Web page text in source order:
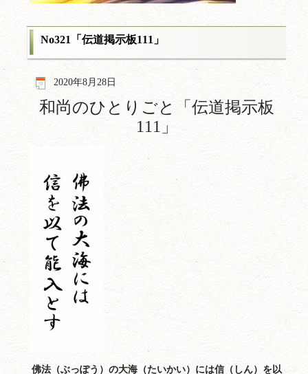
No321「伝道掲示板111」
2020年8月28日
和尚のひとりごと「伝道掲示板
111 」
佛法（ぶっぽう）の大海（たいかい）には信（しん）を以